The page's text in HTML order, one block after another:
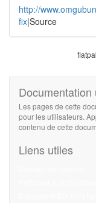
http://
fix|Source
Documentation
Les pages de cette
pour les utilisateurs.
contenu de cette
Liens utiles